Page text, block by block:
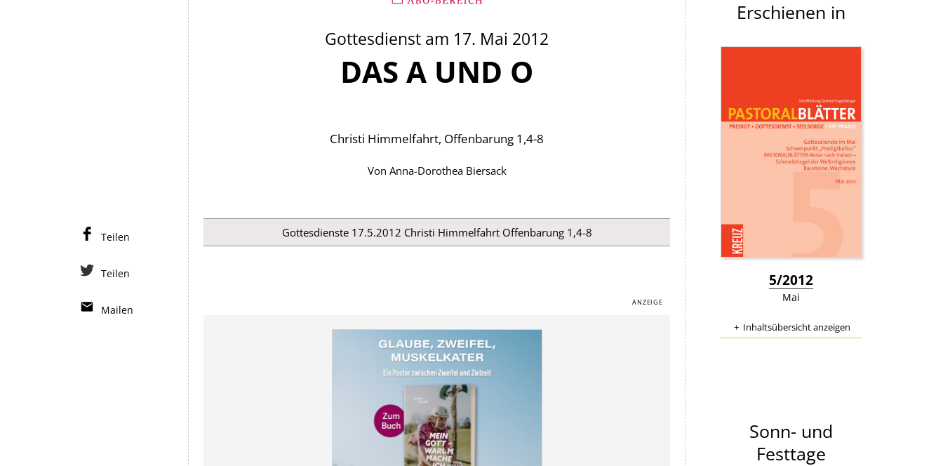
Gottesdienst am 17. Mai 2012
:
DAS A UND O
Christi Himmelfahrt, Offenbarung 1,4-8
Von Anna-Dorothea Biersack
Gottesdienste 17.5.2012 Christi Himmelfahrt Offenbarung 1,4-8
Teilen
Teilen
Mailen
Erschienen in
5/2012:
Mai
Inhaltsübersicht anzeigen
Sonn- und
Festtage